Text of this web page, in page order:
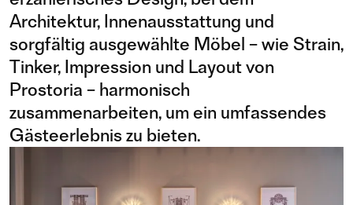
Architektur, Innenausstattung und
sorgfältig ausgewählte Möbel – wie Strain,
Tinker, Impression und Layout von
Prostoria – harmonisch
zusammenarbeiten, um ein umfassendes
Gästeerlebnis zu bieten.